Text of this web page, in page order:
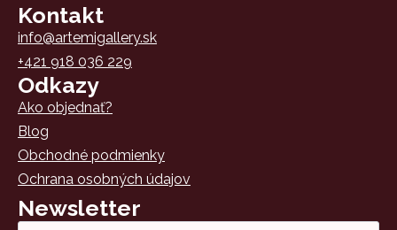
Kontakt
info@artemigallery.sk
+421 918 036 229
Odkazy
Ako objednať?
Blog
Obchodné podmienky
Ochrana osobných údajov
Newsletter
Email